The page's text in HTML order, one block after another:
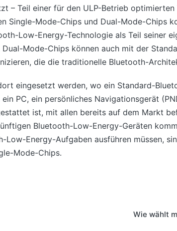
– Teil einer für den ULP-Betrieb
Single-Mode-Chips und Dual-Mode-Chips
Low-Energy-Technologie als Teil seiner
Mode-Chips können auch mit der
die die traditionelle Bluetooth-
eingesetzt werden, wo ein Standard-
PC, ein persönliches Navigationsgerät
ist, mit allen bereits auf dem Markt
Bluetooth-Low-Energy-Geräten
Low-Energy-Aufgaben ausführen müssen,
Mode-Chips.
Wie wählt